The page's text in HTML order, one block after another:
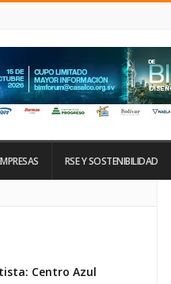
RSE Y SOSTENIBILIDAD
Centro Azul